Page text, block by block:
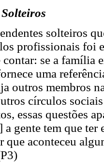
solteiros
profissionais foi
contar: se a família
uma
outros membros
círculos
essas questões
gente tem que ter
que aconteceu